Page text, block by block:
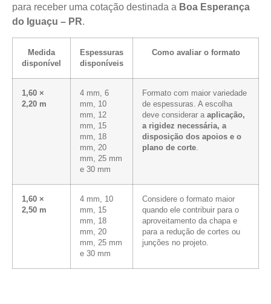
para receber uma cotação destinada a Boa Esperança
do Iguaçu – PR.
Medida
disponível
Espessuras
disponíveis
Como avaliar o formato
1,60 ×
2,20 m
4 mm, 6
mm, 10
mm, 12
mm, 15
mm, 18
mm, 20
mm, 25 mm
e 30 mm
Formato com maior variedade
de espessuras. A escolha
deve considerar a aplicação,
a rigidez necessária, a
disposição dos apoios e o
plano de corte.
1,60 ×
2,50 m
4 mm, 10
mm, 15
mm, 18
mm, 20
mm, 25 mm
e 30 mm
Considere o formato maior
quando ele contribuir para o
aproveitamento da chapa e
para a redução de cortes ou
junções no projeto.